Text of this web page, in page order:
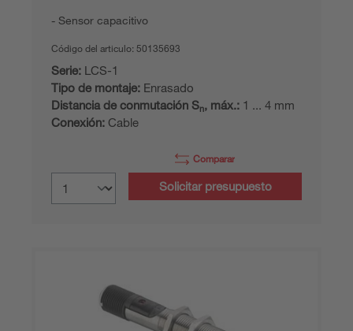
Sensor capacitivo
Código del articulo: 50135693
Serie: LCS-1
Tipo de montaje: Enrasado
Distancia de conmutación Sn, máx.: 1 ... 4 mm
Conexión: Cable
Comparar
Solicitar presupuesto